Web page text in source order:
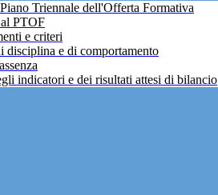
Triennale dell'Offerta Formativa
PTOF
e criteri
disciplina e di comportamento
indicatori e dei risultati attesi di bilancio